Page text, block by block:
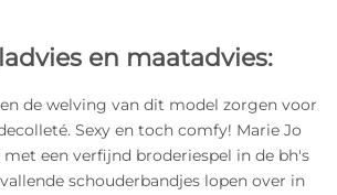
en maatadvies:
de welving van dit model zorgen voor
Sexy en toch comfy! Marie Jo
een verfijnd broderiespel in de bh's
schouderbandjes lopen over in